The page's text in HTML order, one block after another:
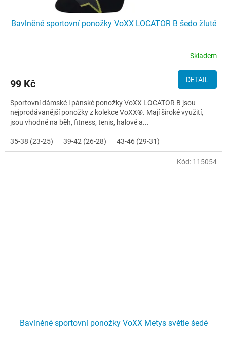
Bavlněné sportovní ponožky VoXX LOCATOR B šedo žluté
Skladem
99 Kč DETAIL
Sportovní dámské i pánské ponožky VoXX LOCATOR B jsou
nejprodávanější ponožky z kolekce VoXX®. Mají široké využití,
jsou vhodné na běh, fitness, tenis, halové a...
35-38 (23-25) 39-42 (26-28) 43-46 (29-31)
Bavlněné sportovní ponožky VoXX Metys světle šedé
Kód: 115054